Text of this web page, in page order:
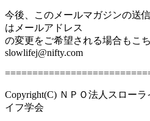
今後、このメールマガジンの送
はメールアドレス
の変更をご希望される場合もこ
slowlifej@nifty.com
Copyright(C) ＮＰＯ法人スロー
イフ学会